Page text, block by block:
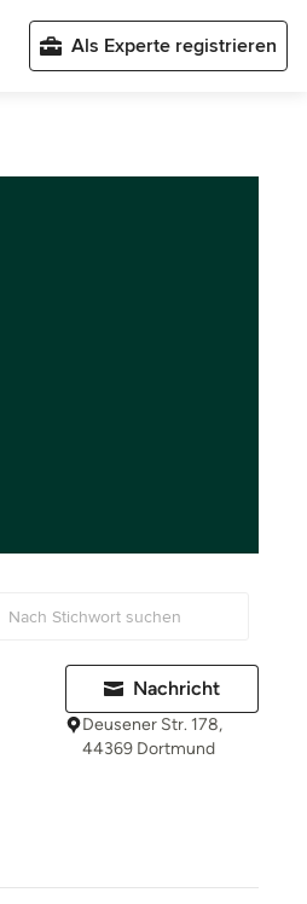
Als Experte registrieren
Nachricht
Deusener Str. 178,
44369 Dortmund